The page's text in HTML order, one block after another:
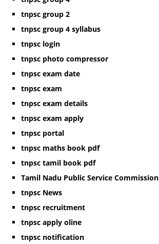
tnpsc group 2
tnpsc group 4 syllabus
tnpsc login
tnpsc photo compressor
tnpsc exam date
tnpsc exam
tnpsc exam details
tnpsc exam apply
tnpsc portal
tnpsc maths book pdf
tnpsc tamil book pdf
Tamil Nadu Public Service Commission
tnpsc News
tnpsc recruitment
tnpsc apply oline
tnpsc notification